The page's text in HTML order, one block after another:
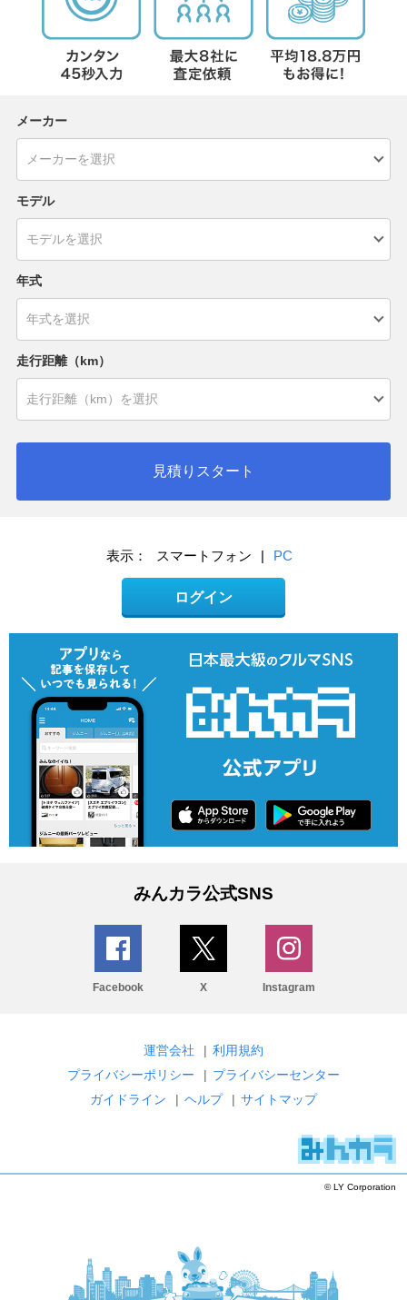
メーカー
モデル
年式
走行距離（km）
見積りスタート
表示： スマートフォン | PC
ログイン
みんカラ公式SNS
Facebook X Instagram
運営会社 | 利用規約
プライバシーポリシー
| プライバシーセンター
ガイドライン
| ヘルプ | サイトマップ
© LY Corporation